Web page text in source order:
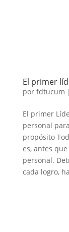
El primer
por fdtucum |
El primer
personal
propósito
es, antes
personal.
cada logro,